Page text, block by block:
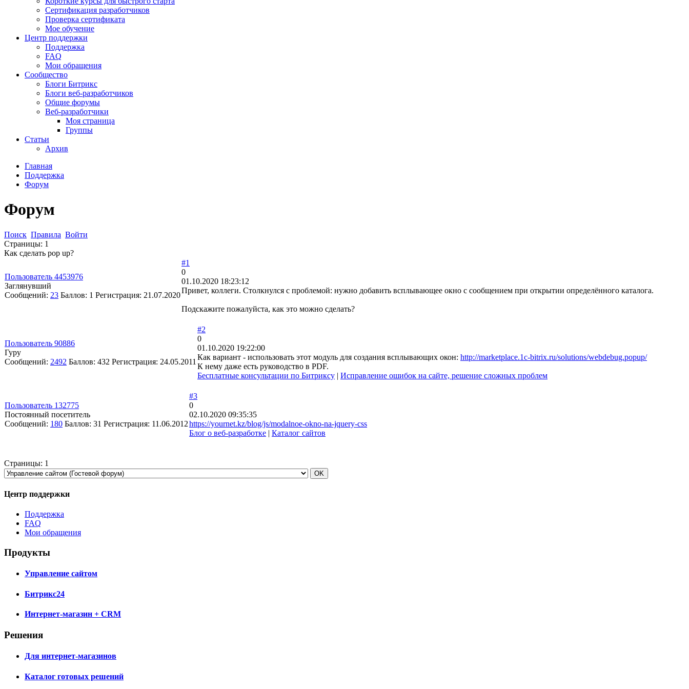
Сертификация разработчиков
Проверка сертификата
Мое обучение
Центр поддержки
Поддержка
FAQ
Мои обращения
Сообщество
Блоги Битрикс
Блоги веб-разработчиков
Общие форумы
Веб-разработчики
Моя страница
Группы
Статьи
Архив
Главная
Поддержка
Форум
Форум
Поиск Правила Войти
Страницы: 1
Как сделать pop up?
Пользователь 4453976
Заглянувший
Сообщений: 23 Баллов: 1 Регистрация: 21.07.2020
#1
0
01.10.2020 18:23:12
Привет, коллеги. Столкнулся с проблемой: нужно добавить всплывающее окно с сообщением при открытии определённого каталога.
Подскажите пожалуйста, как это можно сделать?
Пользователь 90886
Гуру
Сообщений: 2492 Баллов: 432 Регистрация: 24.05.2011
#2
0
01.10.2020 19:22:00
Как вариант - использовать этот модуль для создания всплывающих окон: http://marketplace.1c-bitrix.ru/solutions/webdebug.popup/
К нему даже есть руководство в PDF.
Бесплатные консультации по Битриксу | Исправление ошибок на сайте, решение сложных проблем
Пользователь 132775
Постоянный посетитель
Сообщений: 180 Баллов: 31 Регистрация: 11.06.2012
#3
0
02.10.2020 09:35:35
https://yournet.kz/blog/js/modalnoe-okno-na-jquery-css
Блог о веб-разработке | Каталог сайтов
Страницы: 1
Центр поддержки
Поддержка
FAQ
Мои обращения
Продукты
Управление сайтом
Битрикс24
Интернет-магазин + CRM
Решения
Для интернет-магазинов
Каталог готовых решений